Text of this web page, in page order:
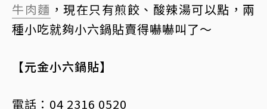
牛肉麵 ，現在只有煎餃、酸辣湯可以點，兩
種小吃就夠小六鍋貼賣得嚇嚇叫了～
【元金小六鍋貼】
電話：04 2316 0520